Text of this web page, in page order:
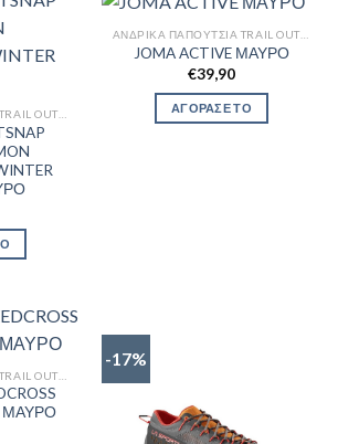
ΑΝΔΡΙΚΆ ΠΑΠΟΎΤΣΙΑ TRAIL OUTDOR
ΑΝΔΡΙΚΆ ΠΑΠΟΎΤΣΙΑ TRAIL OUTDOR
JOMA ACTIVE ΜΑΥΡΟ
€39,90
ΑΓΟΡΑΣΕ ΤΟ
ΑΝΔΡΙΚΆ ΠΑΠΟΎΤΣΙΑ TRAIL OUTDOR
ΜΑΥΡΟ
-17%